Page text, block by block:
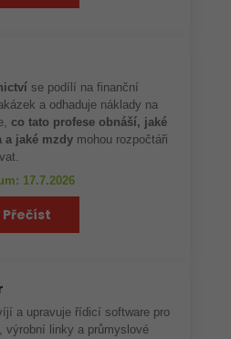
se podílí na finanční
a odhaduje náklady na
co tato profese obnáší, jaké
a jaké mzdy mohou rozpočtáři
17.7.2026
Přečíst
a upravuje řídicí software pro
výrobní linky a průmyslové